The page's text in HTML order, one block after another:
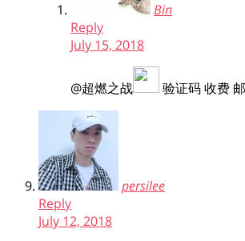
Bin
Reply
July 15, 2018
@超燃之战 验证码 收费
persilee
Reply
July 12, 2018